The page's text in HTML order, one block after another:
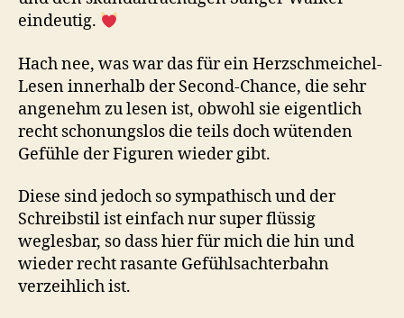
eindeutig.
Hach nee, was war das für ein Herzschmeichel-
Lesen innerhalb der Second-Chance, die sehr
angenehm zu lesen ist, obwohl sie eigentlich
recht schonungslos die teils doch wütenden
Gefühle der Figuren wieder gibt.
Diese sind jedoch so sympathisch und der
Schreibstil ist einfach nur super flüssig
weglesbar, so dass hier für mich die hin und
wieder recht rasante Gefühlsachterbahn
verzeihlich ist.